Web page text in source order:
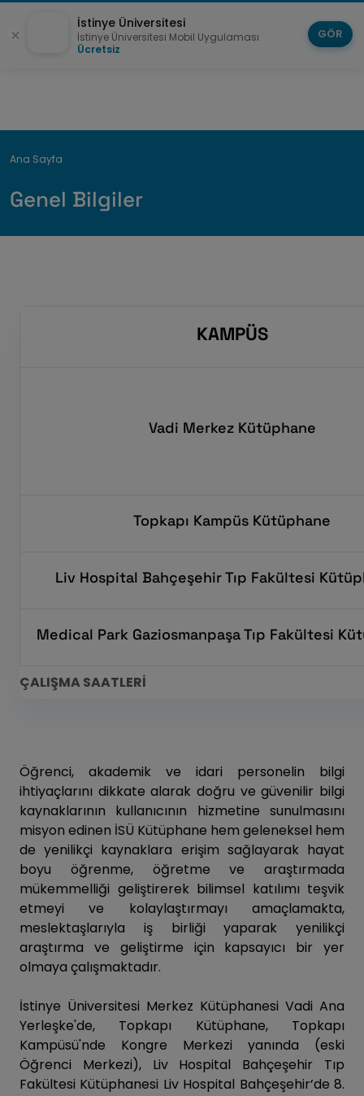
Breadcrumb
Ana Sayfa
Genel Bilgiler
ÇALIŞMA SAATLERİ
KAMPÜS
Vadi Merkez Kütüphane
Topkapı Kampüs Kütüphane
Liv Hospital Bahçeşehir Tıp Fakültesi
Medical Park Gaziosmanpaşa Tıp Fakültesi
Öğrenci, akademik ve idari personelin bilgi
ihtiyaçlarını dikkate alarak doğru ve güvenilir bilgi
kaynaklarının kullanıcının hizmetine sunulmasını
misyon edinen İSÜ Kütüphane hem geleneksel hem
de yenilikçi kaynaklara erişim sağlayarak hayat
boyu öğrenme, öğretme ve araştırmada
mükemmelliği geliştirerek bilimsel katılımı teşvik
etmeyi ve kolaylaştırmayı amaçlamakta,
meslektaşlarıyla iş birliği yaparak yenilikçi
araştırma ve geliştirme için kapsayıcı bir yer
olmaya çalışmaktadır.
İstinye Üniversitesi Merkez Kütüphanesi Vadi Ana
Yerleşke'de, Topkapı Kütüphane, Topkapı
Kampüsü'nde Kongre Merkezi yanında (eski
Öğrenci Merkezi), Liv Hospital Bahçeşehir Tıp
Fakültesi Kütüphanesi Liv Hospital Bahçeşehir’de 8.
İstinye Üniversitesi
İstinye Üniversitesi Mobil Uygulaması
Ücretsiz
GÖR